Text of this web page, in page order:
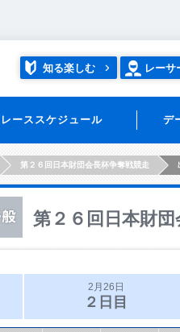
知る楽しむ レーサ
レーススケジュール デ
第２６回日本財団会長杯争奪戦競走
第２６回日本財
2月26日
２日目